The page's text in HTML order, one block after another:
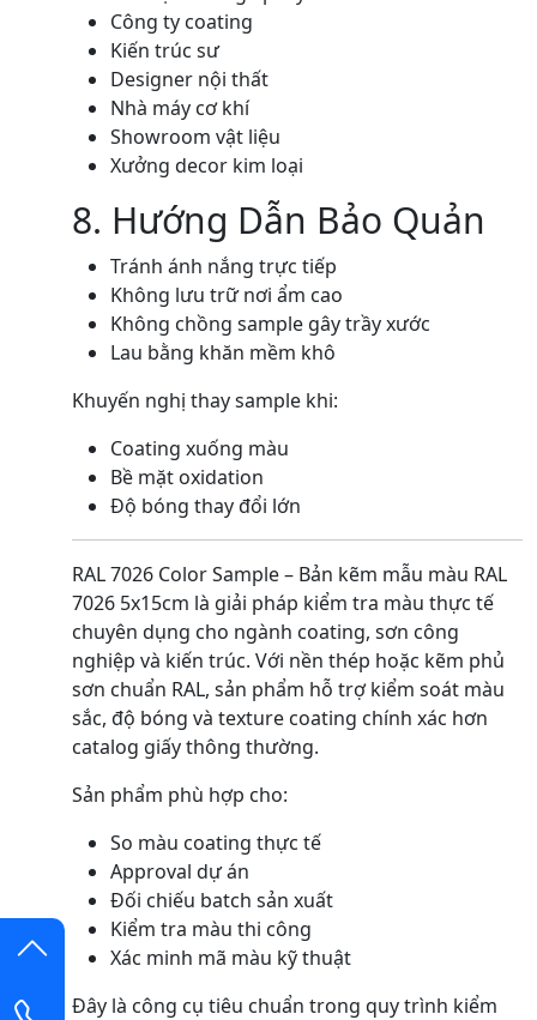
Công ty coating
Kiến trúc sư
Designer nội thất
Nhà máy cơ khí
Showroom vật liệu
Xưởng decor kim loại
8. Hướng Dẫn Bảo Quản
Tránh ánh nắng trực tiếp
Không lưu trữ nơi ẩm cao
Không chồng sample gây trầy xước
Lau bằng khăn mềm khô
Khuyến nghị thay sample khi:
Coating xuống màu
Bề mặt oxidation
Độ bóng thay đổi lớn
RAL 7026 Color Sample – Bản kẽm mẫu màu RAL
7026 5x15cm là giải pháp kiểm tra màu thực tế
chuyên dụng cho ngành coating, sơn công
nghiệp và kiến trúc. Với nền thép hoặc kẽm phủ
sơn chuẩn RAL, sản phẩm hỗ trợ kiểm soát màu
sắc, độ bóng và texture coating chính xác hơn
catalog giấy thông thường.
Sản phẩm phù hợp cho:
So màu coating thực tế
Approval dự án
Đối chiếu batch sản xuất
Kiểm tra màu thi công
Xác minh mã màu kỹ thuật
Đây là công cụ tiêu chuẩn trong quy trình kiểm